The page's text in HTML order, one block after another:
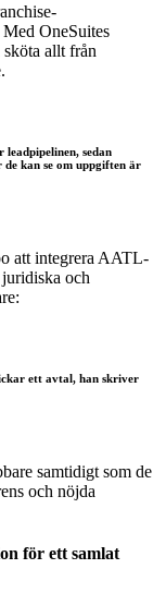
OneSuites
allt från
sedan
kan se om uppgiften är
att integrera AATL-
och
ett avtal, han skriver
samtidigt som de
och nöjda
för ett samlat